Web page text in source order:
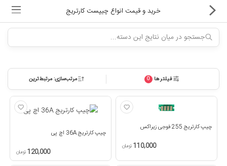
ماشین های اداری
کالای دیجیتال
لوازم التحریر
خرید و قیمت انواع چیپست کارتریج
فیلترها 0 مرتب‌سازی: مرتبط‌ترین
چیپ کارتریج 255 فوجی زیراکس
110,000تومان
چیپ کارتریج 36A اچ پی
120,000تومان